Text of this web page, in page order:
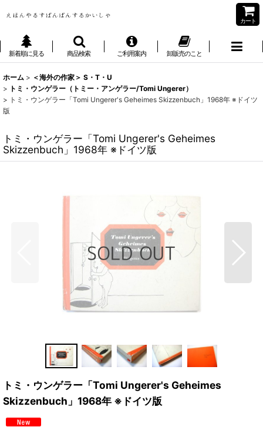
カート
新着順に見る 商品検索 ご利用案内 卸販売のこと
ホーム > ＜海外の作家＞ S・T・U
> トミ・ウンゲラー（トミー・アンゲラー/Tomi Ungerer）
> トミ・ウンゲラー「Tomi Ungerer's Geheimes Skizzenbuch」1968年 ※ドイツ
版
トミ・ウンゲラー「Tomi Ungerer's Geheimes
Skizzenbuch」1968年 ※ドイツ版
トミ・ウンゲラー「Tomi Ungerer's Geheimes
Skizzenbuch」1968年 ※ドイツ版